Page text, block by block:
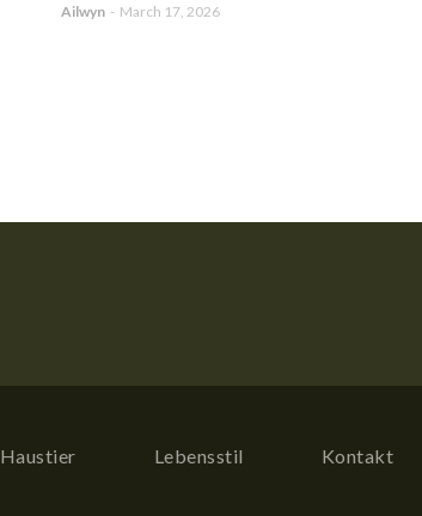
Ailwyn - March 17, 2026
Haustier Lebensstil Kontakt